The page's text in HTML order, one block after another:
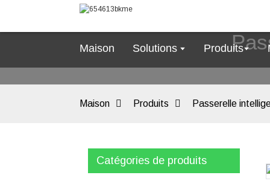
Maison Solutions Produits
Maison Produits Passerelle
Catégories de produits